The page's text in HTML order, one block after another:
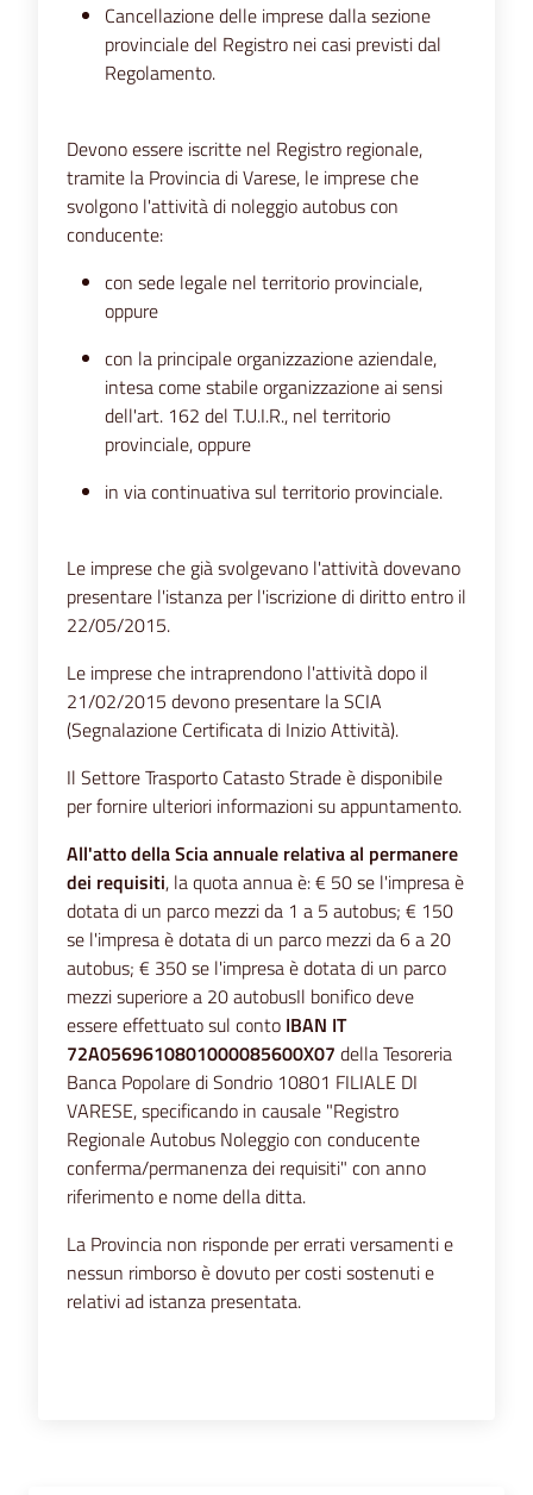
Cancellazione delle imprese dalla sezione
provinciale del Registro nei casi previsti dal
Regolamento.
Devono essere iscritte nel Registro regionale,
tramite la Provincia di Varese, le imprese che
svolgono l'attività di noleggio autobus con
conducente:
con sede legale nel territorio provinciale,
oppure
con la principale organizzazione aziendale,
intesa come stabile organizzazione ai sensi
dell'art. 162 del T.U.I.R., nel territorio
provinciale, oppure
in via continuativa sul territorio provinciale.
Le imprese che già svolgevano l'attività dovevano
presentare l'istanza per l'iscrizione di diritto entro il
22/05/2015.
Le imprese che intraprendono l'attività dopo il
21/02/2015 devono presentare la SCIA
(Segnalazione Certificata di Inizio Attività).
Il Settore Trasporto Catasto Strade è disponibile
per fornire ulteriori informazioni su appuntamento.
All'atto della Scia annuale relativa al permanere
dei requisiti, la quota annua è: € 50 se l'impresa è
dotata di un parco mezzi da 1 a 5 autobus; € 150
se l'impresa è dotata di un parco mezzi da 6 a 20
autobus; € 350 se l'impresa è dotata di un parco
mezzi superiore a 20 autobusIl bonifico deve
essere effettuato sul conto IBAN IT
72A0569610801000085600X07 della Tesoreria
Banca Popolare di Sondrio 10801 FILIALE DI
VARESE, specificando in causale "Registro
Regionale Autobus Noleggio con conducente
conferma/permanenza dei requisiti" con anno
riferimento e nome della ditta.
La Provincia non risponde per errati versamenti e
nessun rimborso è dovuto per costi sostenuti e
relativi ad istanza presentata.